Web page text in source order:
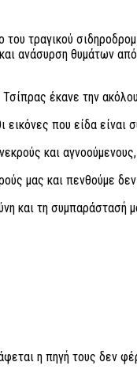
του τραγικού
ανάσυρση θυμάτων
έκανε την
εικόνες που είδα είναι
και
μας και πενθούμε
και τη συμπαράστασή
η πηγή τους δεν